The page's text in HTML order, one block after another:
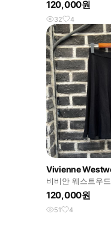
120,000원
32 4
Vivienne
비비안 웨스트우
120,000원
51 4